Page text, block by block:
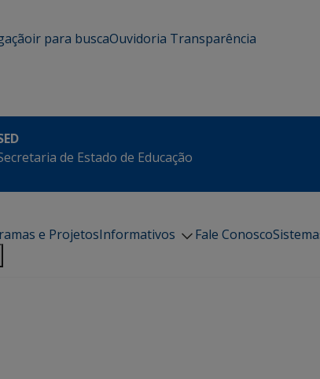
ir para buscaOuvidoria Transparência
de Estado de Educação
e ProjetosInformativos Fale Conosco